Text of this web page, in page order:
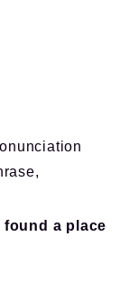
found a place